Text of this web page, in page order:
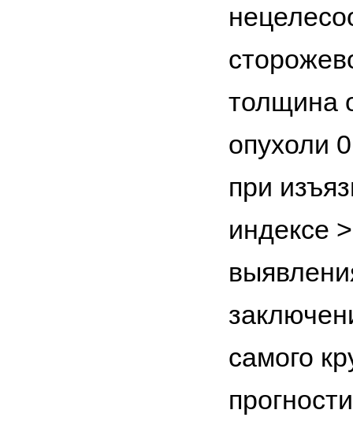
толщина
опухоли
при
индексе
самого